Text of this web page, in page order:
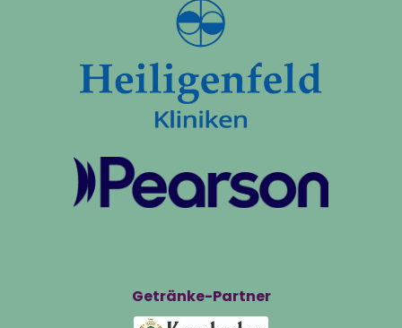
Getränke-Partner